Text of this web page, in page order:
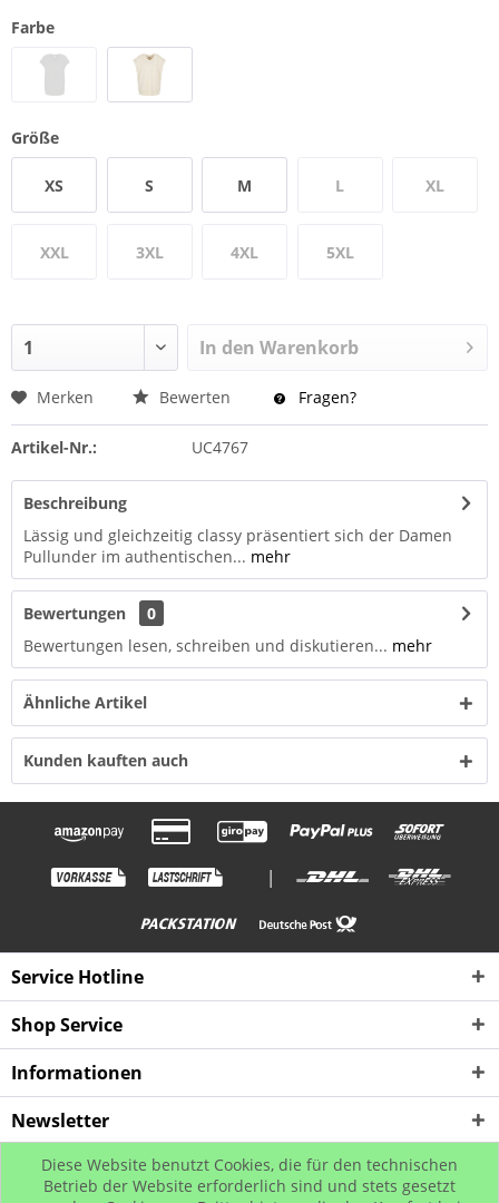
Farbe
Größe
XS S M L XL
XXL 3XL 4XL 5XL
In den Warenkorb
Merken Bewerten Fragen?
Artikel-Nr.: UC4767
Beschreibung
Lässig und gleichzeitig classy präsentiert sich der Damen
Pullunder im authentischen... mehr
Bewertungen
0
Bewertungen lesen, schreiben und diskutieren... mehr
Ähnliche Artikel
Kunden kauften auch
|
Service Hotline
Shop Service
Informationen
Newsletter
* Alle Preise inkl. gesetzl. Mehrwertsteuer zzgl. Versandkosten, wenn nicht
Diese Website benutzt Cookies, die für den technischen
Betrieb der Website erforderlich sind und stets gesetzt